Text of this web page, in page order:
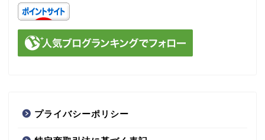
プライバシーポリシー